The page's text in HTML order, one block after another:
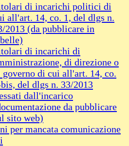
di incarichi politici di
all'art. 14, co. 1, del dlgs n.
2013 (da pubblicare in
di incarichi di
di direzione o
governo di cui all'art. 14, co.
del dlgs n. 33/2013
dall'incarico
da pubblicare
sito web)
per mancata comunicazione